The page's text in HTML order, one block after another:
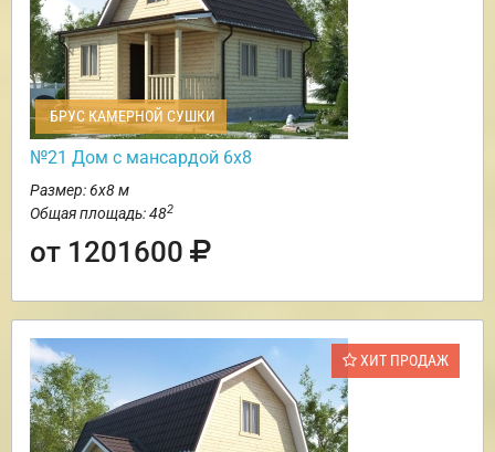
БРУС КАМЕРНОЙ СУШКИ
№21 Дом с мансардой 6х8
Размер: 6х8 м
Общая площадь: 482
от 1201600
ХИТ ПРОДАЖ